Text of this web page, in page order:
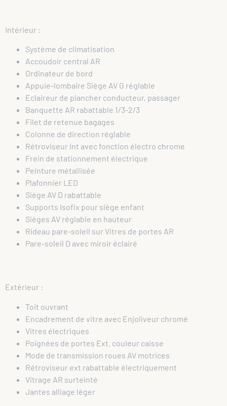
Intérieur :
Système de climatisation
Accoudoir central AR
Ordinateur de bord
Appuie-lombaire Siège AV G réglable
Eclaireur de plancher conducteur, passager
Banquette AR rabattable 1/3-2/3
Filet de retenue bagages
Colonne de direction réglable
Rétroviseur Int avec fonction électro chrome
Frein de stationnement électrique
Peinture métallisée
Plafonnier LED
Siège AV D rabattable
Supports Isofix pour siège enfant
Sièges AV réglable en hauteur
Rideau pare-soleil sur Vitres de portes AR
Pare-soleil D avec miroir éclairé
Extérieur :
Toit ouvrant
Encadrement de vitre avec Enjoliveur chromé
Vitres électriques
Poignées de portes Ext. couleur caisse
Mode de transmission roues AV motrices
Rétroviseur ext rabattable électriquement
Vitrage AR surteinté
Jantes alliage léger